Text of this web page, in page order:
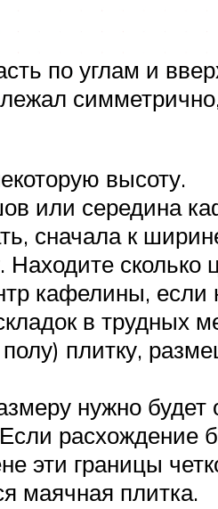
по углам и
высоту.
или середина
сначала к
сколько
кафелины, если
в трудных
полу) плитку,
нужно будет
расхождение
эти границы
маячная плитка.